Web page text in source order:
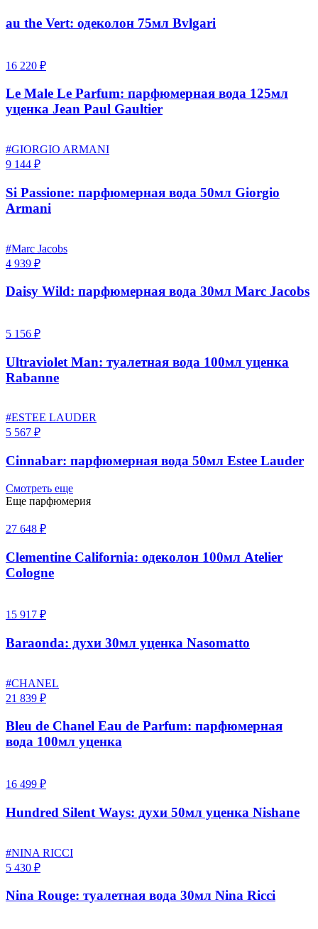
au the Vert: одеколон 75мл Bvlgari
16 220 ₽
Le Male Le Parfum: парфюмерная вода 125мл
уценка Jean Paul Gaultier
#GIORGIO ARMANI
9 144 ₽
Si Passione: парфюмерная вода 50мл Giorgio
Armani
#Marc Jacobs
4 939 ₽
Daisy Wild: парфюмерная вода 30мл Marc Jacobs
5 156 ₽
Ultraviolet Man: туалетная вода 100мл уценка
Rabanne
#ESTEE LAUDER
5 567 ₽
Cinnabar: парфюмерная вода 50мл Estee Lauder
Смотреть еще
Еще парфюмерия
27 648 ₽
Clementine California: одеколон 100мл Atelier
Cologne
15 917 ₽
Baraonda: духи 30мл уценка Nasomatto
#CHANEL
21 839 ₽
Bleu de Chanel Eau de Parfum: парфюмерная
вода 100мл уценка
16 499 ₽
Hundred Silent Ways: духи 50мл уценка Nishane
#NINA RICCI
5 430 ₽
Nina Rouge: туалетная вода 30мл Nina Ricci